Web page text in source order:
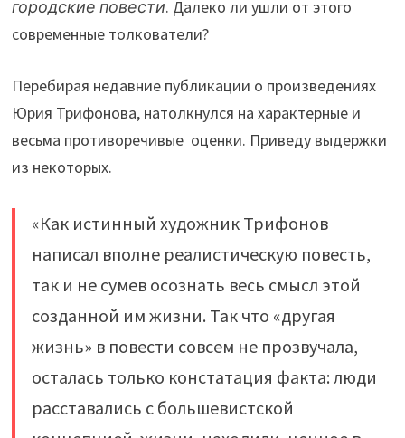
городские повести. Далеко ли ушли от этого
современные толкователи?
Перебирая недавние публикации о произведениях
Юрия Трифонова, натолкнулся на характерные и
весьма противоречивые оценки. Приведу выдержки
из некоторых.
«Как истинный художник Трифонов
написал вполне реалистическую повесть,
так и не сумев осознать весь смысл этой
созданной им жизни. Так что «другая
жизнь» в повести совсем не прозвучала,
осталась только констатация факта: люди
расставались с большевистской